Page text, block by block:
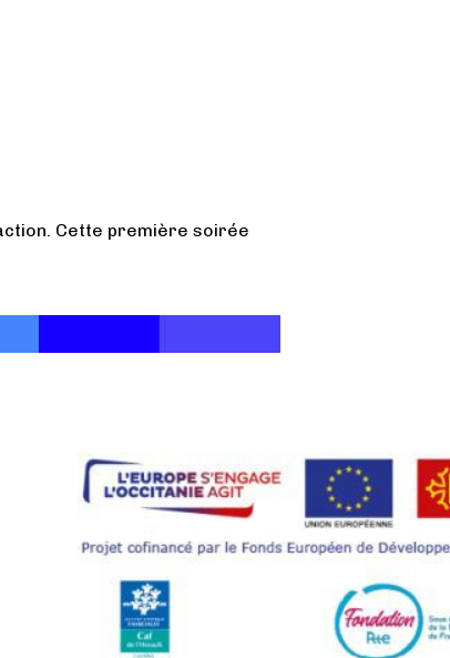
Cette première soirée